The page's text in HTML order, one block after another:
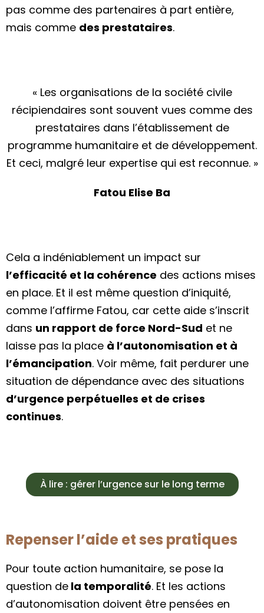
pas comme des partenaires à part entière,
mais comme des prestataires.
« Les organisations de la société civile
récipiendaires sont souvent vues comme des
prestataires dans l’établissement de
programme humanitaire et de développement.
Et ceci, malgré leur expertise qui est reconnue. »
Fatou Elise Ba
Cela a indéniablement un impact sur
l’efficacité et la cohérence des actions mises
en place. Et il est même question d’iniquité,
comme l’affirme Fatou, car cette aide s’inscrit
dans un rapport de force Nord-Sud et ne
laisse pas la place à l’autonomisation et à
l’émancipation. Voir même, fait perdurer une
situation de dépendance avec des situations
d’urgence perpétuelles et de crises
continues.
À lire : gérer l’urgence sur le long terme
Repenser l’aide et ses pratiques
Pour toute action humanitaire, se pose la
question de la temporalité. Et les actions
d’autonomisation doivent être pensées en